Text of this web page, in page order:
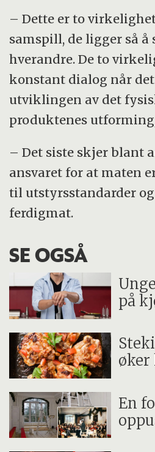
– Dette er to
samspill, de ligger så å
hverandre. De to
konstant dialog når
utviklingen av det
produktenes
– Det siste skjer blant
ansvaret for at maten
til utstyrsstandarder
ferdigmat.
SE OGSÅ
på
En